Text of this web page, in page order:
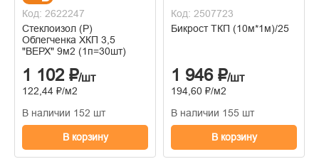
Код: 2622247
Стеклоизол (Р)
Облегченка ХКП 3,5
"ВЕРХ" 9м2 (1п=30шт)
1 102 ₽/шт
122,44 ₽/м2
В наличии 152 шт
В корзину
Код: 2507723
Бикрост ТКП (10м*1м)/25
1 946 ₽/шт
194,60 ₽/м2
В наличии 155 шт
В корзину